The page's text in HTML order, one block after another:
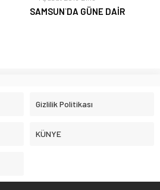
SAMSUN`DA GÜNE DAİR
Gizlilik Politikası
KÜNYE